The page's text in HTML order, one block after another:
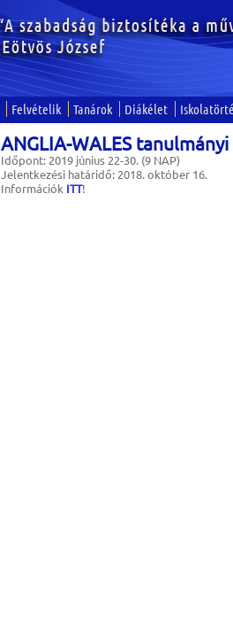
Felvételik Tanárok Diákélet
ANGLIA-WALES
Időpont: 2019 június 22-30. (9 NAP)
Jelentkezési határidő: 2018. október 16.
Információk ITT!